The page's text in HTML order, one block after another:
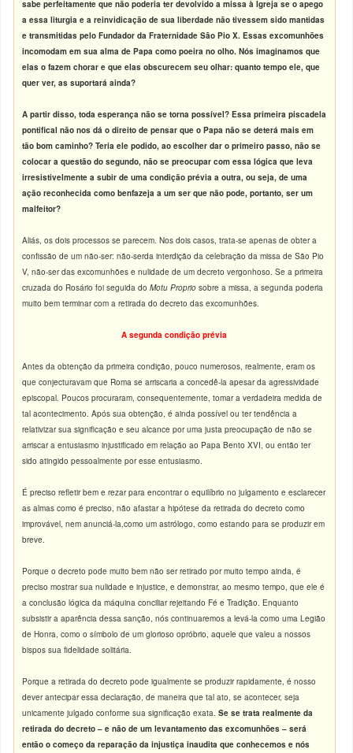
sabe perfeitamente que não poderia ter devolvido a missa à Igreja se o apego
a essa liturgia e a reinvidicação de sua liberdade não tivessem sido mantidas
e transmitidas pelo Fundador da Fraternidade São Pio X. Essas excomunhões
incomodam em sua alma de Papa como poeira no olho. Nós imaginamos que
elas o fazem chorar e que elas obscurecem seu olhar: quanto tempo ele, que
quer ver, as suportará ainda?
A partir disso, toda esperança não se torna possível? Essa primeira piscadela
pontifical não nos dá o direito de pensar que o Papa não se deterá mais em
tão bom caminho? Teria ele podido, ao escolher dar o primeiro passo, não se
colocar a questão do segundo, não se preocupar com essa lógica que leva
irresistivelmente a subir de uma condição prévia a outra, ou seja, de uma
ação reconhecida como benfazeja a um ser que não pode, portanto, ser um
malfeitor?
Aliás, os dois processos se parecem. Nos dois casos, trata-se apenas de obter a
confissão de um não-ser: não-serda interdição da celebração da missa de São Pio
V, não-ser das excomunhões e nulidade de um decreto vergonhoso. Se a primeira
cruzada do Rosário foi seguida doMotu Proprio sobre a missa, a segunda poderia
muito bem terminar com a retirada do decreto das excomunhões.
A segunda condição prévia
Antes da obtenção da primeira condição, pouco numerosos, realmente, eram os
que conjecturavam que Roma se arriscaria a concedê-la apesar da agressividade
episcopal. Poucos procuraram, consequentemente, tomar a verdadeira medida de
tal acontecimento. Após sua obtenção, é ainda possível ou ter tendência a
relativizar sua significação e seu alcance por uma justa preocupação de não se
arriscar a entusiasmo injustificado em relação ao Papa Bento XVI, ou então ter
sido atingido pessoalmente por esse entusiasmo.
É preciso refletir bem e rezar para encontrar o equilíbrio no julgamento e esclarecer
as almas como é preciso, não afastar a hipótese da retirada do decreto como
improvável, nem anunciá-la,como um astrólogo, como estando para se produzir em
breve.
Porque o decreto pode muito bem não ser retirado por muito tempo ainda, é
preciso mostrar sua nulidade e injustice, e demonstrar, ao mesmo tempo, que ele é
a conclusão lógica da máquina conciliar rejeitando Fé e Tradição. Enquanto
subsistir a aparência dessa sanção, nós continuaremos a levá-la como uma Legião
de Honra, como o símbolo de um glorioso opróbrio, aquele que valeu a nossos
bispos sua fidelidade solitária.
Porque a retirada do decreto pode igualmente se produzir rapidamente, é nosso
dever antecipar essa declaração, de maneira que tal ato, se acontecer, seja
unicamente julgado conforme sua significação exata.Se se trata realmente da
retirada do decreto – e não de um levantamento das excomunhões – será
então o começo da reparação da injustiça inaudita que conhecemos e nós